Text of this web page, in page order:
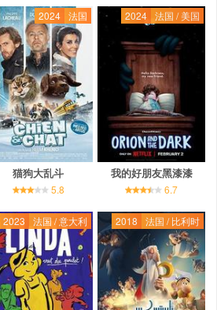
2024 法国
猫狗大乱斗
5.8
2024 法国 / 美国
我的好朋友黑漆漆
6.7
2023 法国 / 意大利 2018 法国 / 比利时